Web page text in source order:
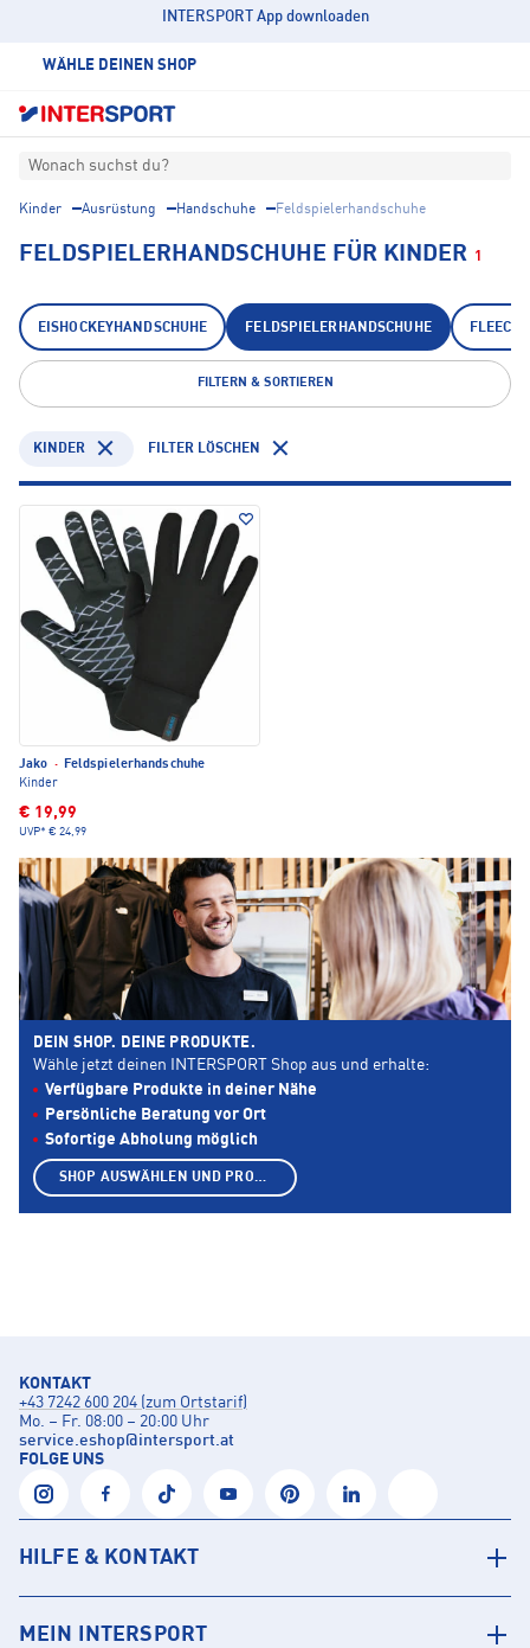
INTERSPORT App downloaden
WÄHLE DEINEN SHOP
Wonach suchst du?
Kinder Ausrüstung Handschuhe Feldspielerhandschuhe
FELDSPIELERHANDSCHUHE FÜR KINDER 1
EISHOCKEYHANDSCHUHE FELDSPIELERHANDSCHUHE
FILTERN & SORTIEREN
KINDER FILTER LÖSCHEN
Jako ·
Feldspielerhandschuhe
Kinder
€ 19,99
UVP* € 24,99
DEIN SHOP. DEINE PRODUKTE.
Wähle jetzt deinen INTERSPORT Shop aus und erhalte:
Verfügbare Produkte in deiner Nähe
Persönliche Beratung vor Ort
Sofortige Abholung möglich
SHOP AUSWÄHLEN UND PRODUKTE ANZEIGEN
KONTAKT
+43 7242 600 204 (zum Ortstarif)
Mo. – Fr. 08:00 – 20:00 Uhr
service.eshop@intersport.at
FOLGE UNS
HILFE & KONTAKT
MEIN INTERSPORT